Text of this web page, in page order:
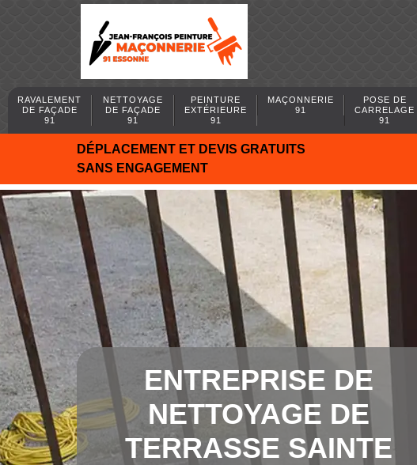
RAVALEMENT
DE FAÇADE
91
NETTOYAGE
DE FAÇADE
91
PEINTURE
EXTÉRIEURE
91
MAÇONNERIE
91
POSE DE
CARRELAGE
91
DÉPLACEMENT ET DEVIS GRATUITS
SANS ENGAGEMENT
ENTREPRISE DE
NETTOYAGE DE
TERRASSE SAINTE